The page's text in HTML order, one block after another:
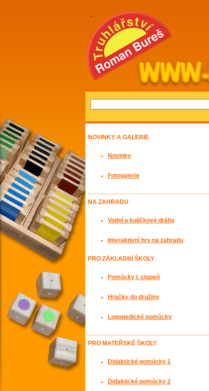
NOVINKY A GALERIE
Novinky
Fotogalerie
NA ZAHRADU
Vodní a kuličkové dráhy
Interaktivní hry na zahradu
PRO ZÁKLADNÍ ŠKOLY
Pomůcky I. stupeň
Hračky do družiny
Logopedické pomůcky
PRO MATEŘSKÉ ŠKOLY
Didaktické pomůcky 1
Didaktické pomůcky 2